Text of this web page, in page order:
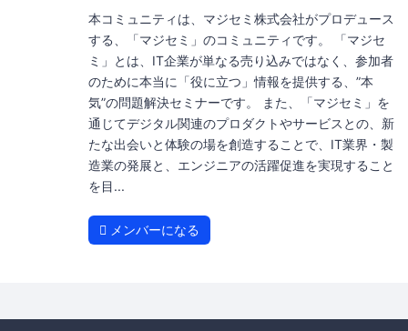
本コミュニティは、マジセミ株式会社がプロデュース
する、「マジセミ」のコミュニティです。 「マジセ
ミ」とは、IT企業が単なる売り込みではなく、参加者
のために本当に「役に立つ」情報を提供する、”本
気”の問題解決セミナーです。 また、「マジセミ」を
通じてデジタル関連のプロダクトやサービスとの、新
たな出会いと体験の場を創造することで、IT業界・製
造業の発展と、エンジニアの活躍促進を実現すること
を目...
メンバーになる